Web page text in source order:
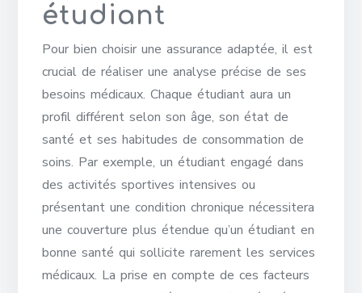
étudiant
Pour bien choisir une assurance adaptée, il est
crucial de réaliser une analyse précise de ses
besoins médicaux. Chaque étudiant aura un
profil différent selon son âge, son état de
santé et ses habitudes de consommation de
soins. Par exemple, un étudiant engagé dans
des activités sportives intensives ou
présentant une condition chronique nécessitera
une couverture plus étendue qu’un étudiant en
bonne santé qui sollicite rarement les services
médicaux. La prise en compte de ces facteurs